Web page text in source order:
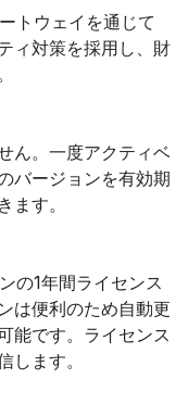
トウェイを通じて
ィ対策を採用し、財
ん。一度アクティベ
バージョンを有効期
ます。
の1年間ライセンス
は便利のため自動更
能です。ライセンス
します。